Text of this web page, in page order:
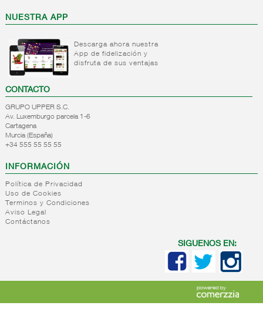
refrigerada
Mantequillas
+
Mantequillas
Internacional
lacteos
ref.yogur,natas..
+
Internacional
natas
mantequillas
Internacional
yogur,postre,otros
lacteos
Margarinas
Margarinas
Salazones,semi-
conservas
pescado,surimis
-
Salazones
maruca
Ahumados-
aceite
Anchoa
semi
Quesos
Quesos +
NUESTRA APP
Descarga ahora nuestra
App de fidelización y
disfruta de sus ventajas
CONTACTO
GRUPO UPPER S.C.
Av. Luxemburgo parcela 1-6
Cartagena
Murcia (España)
+34 555 55 55 55
INFORMACIÓN
Política de Privacidad
Uso de Cookies
Terminos y Condiciones
Aviso Legal
Contáctanos
SIGUENOS EN: